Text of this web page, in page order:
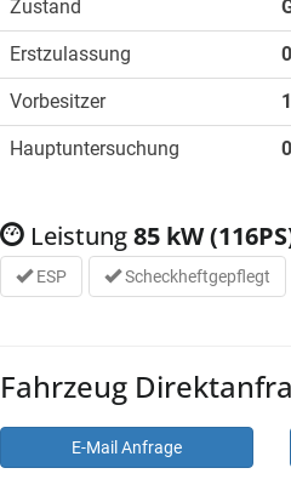
Zustand
Erstzulassung
Vorbesitzer 1
Hauptuntersuchung
Leistung85 kW
ESP Scheckheftgepflegt
Fahrzeug
E-Mail Anfrage